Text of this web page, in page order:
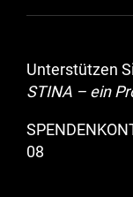
Unterstützen
STINA – ein
08